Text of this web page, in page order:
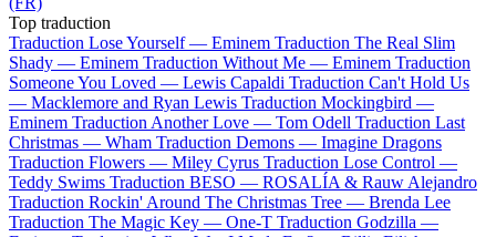
Top traduction
Traduction Lose Yourself — Eminem Traduction The Real Slim
Shady — Eminem Traduction Without Me — Eminem Traduction
Someone You Loved — Lewis Capaldi Traduction Can't Hold Us
— Macklemore and Ryan Lewis Traduction Mockingbird —
Eminem Traduction Another Love — Tom Odell Traduction Last
Christmas — Wham Traduction Demons — Imagine Dragons
Traduction Flowers — Miley Cyrus Traduction Lose Control —
Teddy Swims Traduction BESO — ROSALÍA & Rauw Alejandro
Traduction Rockin' Around The Christmas Tree — Brenda Lee
Traduction The Magic Key — One-T Traduction Godzilla —